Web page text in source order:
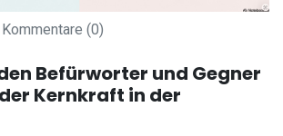
Kommentare (0)
Befürworter und Gegner
Kernkraft in der